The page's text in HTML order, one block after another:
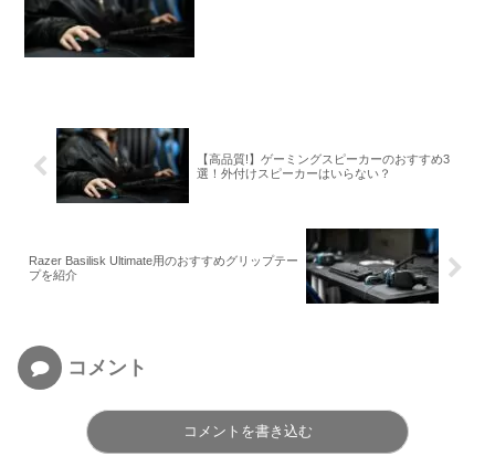
【高品質!】ゲーミングスピーカーのおすすめ3
選！外付けスピーカーはいらない？
Razer Basilisk Ultimate用のおすすめグリップテー
プを紹介
コメント
コメントを書き込む